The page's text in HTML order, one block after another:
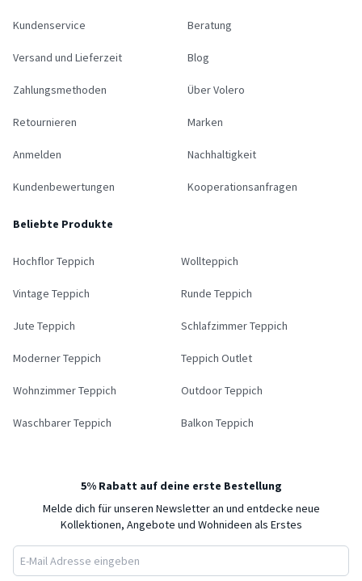
Kundenservice
Versand und Lieferzeit
Zahlungsmethoden
Retournieren
Anmelden
Kundenbewertungen
Beratung
Blog
Über Volero
Marken
Nachhaltigkeit
Kooperationsanfragen
Beliebte Produkte
Hochflor Teppich Wollteppich
Vintage Teppich Runde Teppich
Jute Teppich Schlafzimmer Teppich
Moderner Teppich Teppich Outlet
Wohnzimmer Teppich Outdoor Teppich
Waschbarer Teppich Balkon Teppich
5% Rabatt auf deine erste Bestellung
Melde dich für unseren Newsletter an und entdecke neue
Kollektionen, Angebote und Wohnideen als Erstes